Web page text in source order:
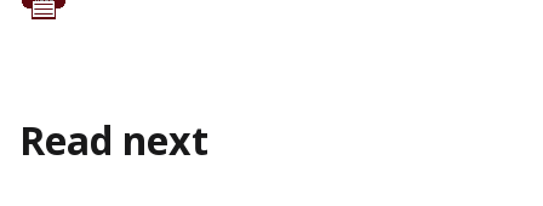
Read next